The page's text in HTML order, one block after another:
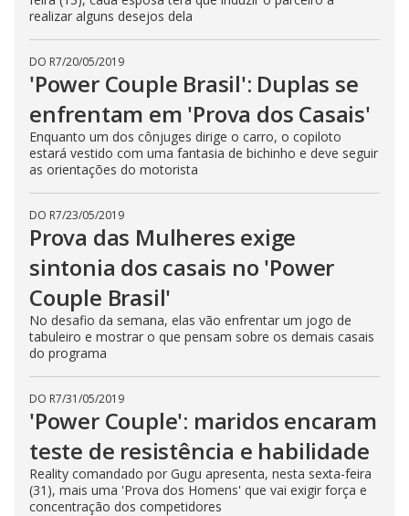
realizar alguns desejos dela
DO R7/20/05/2019
'Power Couple Brasil': Duplas se
enfrentam em 'Prova dos Casais'
Enquanto um dos cônjuges dirige o carro, o copiloto
estará vestido com uma fantasia de bichinho e deve seguir
as orientações do motorista
DO R7/23/05/2019
Prova das Mulheres exige
sintonia dos casais no 'Power
Couple Brasil'
No desafio da semana, elas vão enfrentar um jogo de
tabuleiro e mostrar o que pensam sobre os demais casais
do programa
DO R7/31/05/2019
'Power Couple': maridos encaram
teste de resistência e habilidade
Reality comandado por Gugu apresenta, nesta sexta-feira
(31), mais uma 'Prova dos Homens' que vai exigir força e
concentração dos competidores